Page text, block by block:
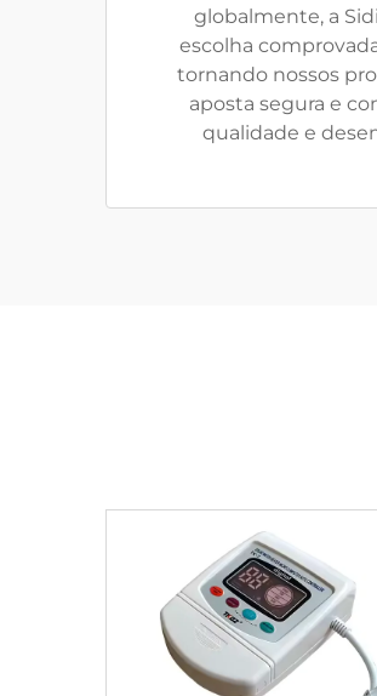
globalmente, a
escolha
tornando nossos
aposta segura e
qualidade e